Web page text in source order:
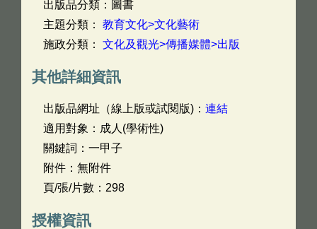
出版品分類：圖書
主題分類： 教育文化>文化藝術
施政分類： 文化及觀光>傳播媒體>出版
其他詳細資訊
出版品網址（線上版或試閱版)： 連結
適用對象：成人(學術性)
關鍵詞：一甲子
附件：無附件
頁/張/片數：298
授權資訊